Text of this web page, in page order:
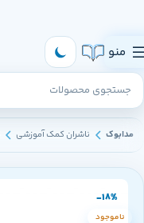
منو
مدابوک ناشران کمک آموزشی
-18%
ناموجود